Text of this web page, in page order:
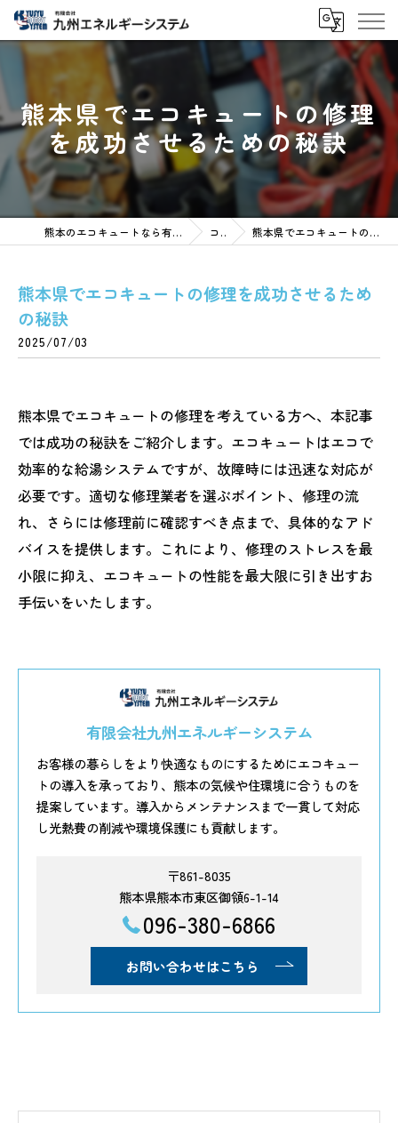
熊本県でエコキュートの修理
を成功させるための秘訣
熊本のエコキュートなら有限会社九州エネルギーシステム コラム 熊本県でエコキュートの修理を成功させるための秘訣
熊本県でエコキュートの修理を成功させるため
の秘訣
2025/07/03
熊本県でエコキュートの修理を考えている方へ、本記事
では成功の秘訣をご紹介します。エコキュートはエコで
効率的な給湯システムですが、故障時には迅速な対応が
必要です。適切な修理業者を選ぶポイント、修理の流
れ、さらには修理前に確認すべき点まで、具体的なアド
バイスを提供します。これにより、修理のストレスを最
小限に抑え、エコキュートの性能を最大限に引き出すお
手伝いをいたします。
有限会社九州エネルギーシステム
お客様の暮らしをより快適なものにするためにエコキュー
トの導入を承っており、熊本の気候や住環境に合うものを
提案しています。導入からメンテナンスまで一貫して対応
し光熱費の削減や環境保護にも貢献します。
〒861-8035
熊本県熊本市東区御領6-1-14
096-380-6866
お問い合わせはこちら